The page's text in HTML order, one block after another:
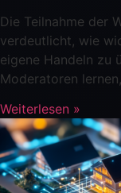
Die Teilnahme der
verdeutlicht, wie
eigene Handeln zu
Moderatoren
Weiterlesen »